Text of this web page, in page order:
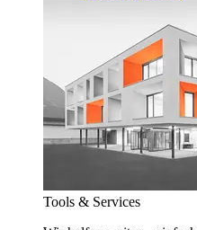
Tools & Services